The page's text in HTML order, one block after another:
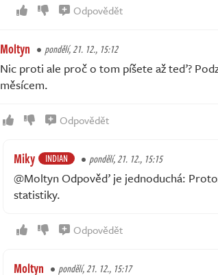
Odpovědět
Moltyn pondělí, 21. 12., 15:12
Nic proti ale proč o tom píšete až teď?
měsícem.
Odpovědět
Miky INDIAN pondělí, 21. 12., 15:15
@Moltyn Odpověď je jednoduchá:
statistiky.
Odpovědět
Moltyn pondělí, 21. 12., 15:17